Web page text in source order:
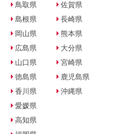
鳥取県
島根県
岡山県
広島県
山口県
徳島県
香川県
愛媛県
高知県
佐賀県
長崎県
熊本県
大分県
宮崎県
鹿児島県
沖縄県